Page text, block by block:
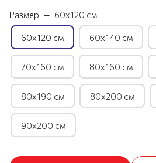
Размер — 60х120 см
60х120 см 60х140 см
70х160 см 80х160 см
80х190 см 80х200 см
90х200 см